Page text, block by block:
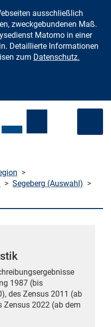
Inhalt springen
ausschließlich
zweckgebundenen Maß.
Matomo in einer
Detaillierte Informationen
zum Datenschutz.
>
> Segeberg (Auswahl) >
1987 (bis
des Zensus 2011 (ab
Zensus 2022 (ab dem